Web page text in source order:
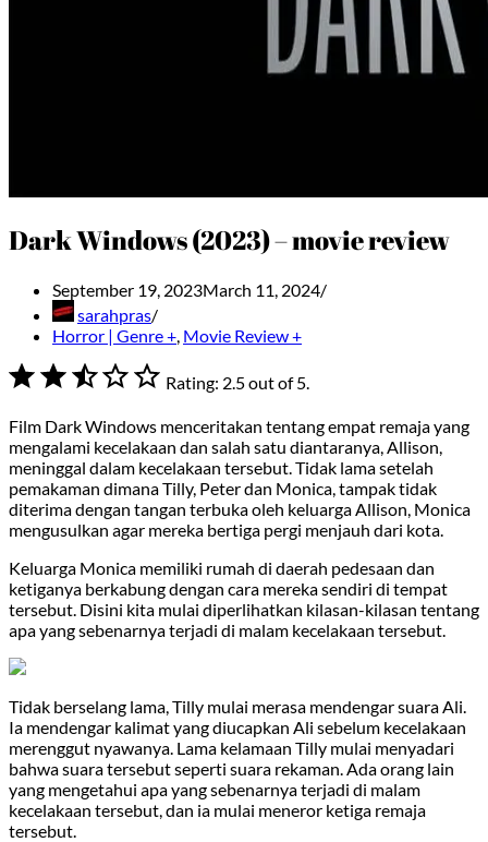
Dark Windows (2023) – movie review
September 19, 2023March 11, 2024
sarahpras
Horror | Genre +, Movie Review +
⭐
Rating: 2.5 out of 5.
Film Dark Windows menceritakan tentang empat remaja yang
mengalami kecelakaan dan salah satu diantaranya, Allison,
meninggal dalam kecelakaan tersebut. Tidak lama setelah
pemakaman dimana Tilly, Peter dan Monica, tampak tidak
diterima dengan tangan terbuka oleh keluarga Allison, Monica
mengusulkan agar mereka bertiga pergi menjauh dari kota.
Keluarga Monica memiliki rumah di daerah pedesaan dan
ketiganya berkabung dengan cara mereka sendiri di tempat
tersebut. Disini kita mulai diperlihatkan kilasan-kilasan tentang
apa yang sebenarnya terjadi di malam kecelakaan tersebut.
Tidak berselang lama, Tilly mulai merasa mendengar suara Ali.
Ia mendengar kalimat yang diucapkan Ali sebelum kecelakaan
merenggut nyawanya. Lama kelamaan Tilly mulai menyadari
bahwa suara tersebut seperti suara rekaman. Ada orang lain
yang mengetahui apa yang sebenarnya terjadi di malam
kecelakaan tersebut, dan ia mulai meneror ketiga remaja
tersebut.